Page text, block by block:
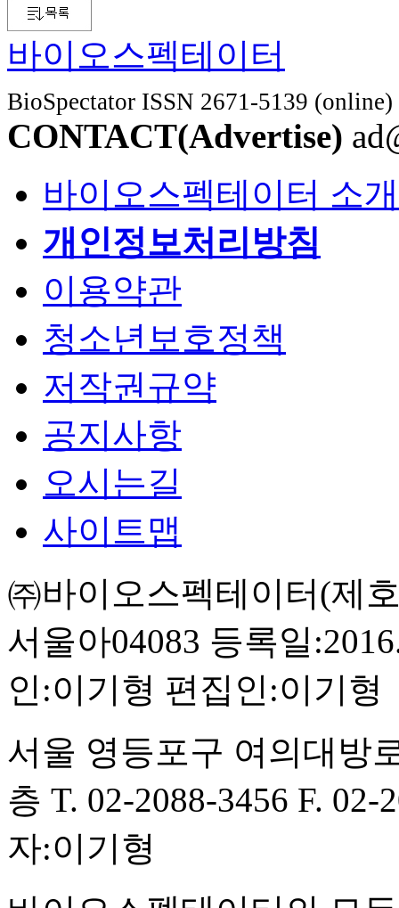
바이오스펙테이터
BioSpectator ISSN 2671-5139 (online)
CONTACT(Advertise)
바이오스펙테이터 소개
개인정보처리방침
이용약관
청소년보호정책
저작권규약
공지사항
오시는길
사이트맵
㈜바이오스펙테이터(제
서울아04083 등록일
인:이기형 편집인:이기형
서울 영등포구 여의대방
층 T. 02-2088-3456 F. 02-
자:이기형